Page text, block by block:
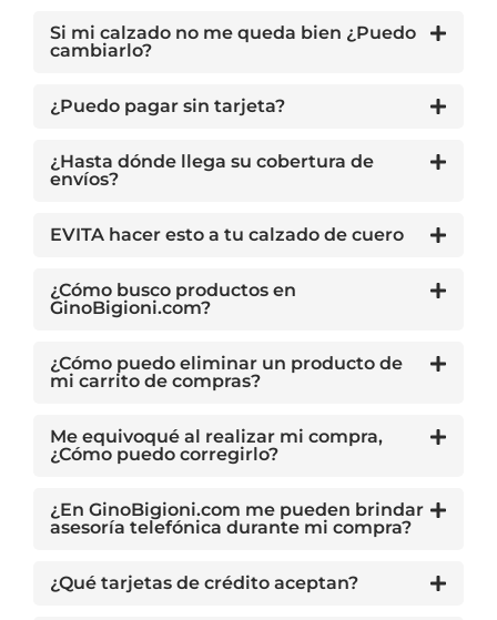
Si mi calzado no me queda bien ¿Puedo
cambiarlo?
¿Puedo pagar sin tarjeta?
¿Hasta dónde llega su cobertura de
envíos?
EVITA hacer esto a tu calzado de cuero
¿Cómo busco productos en
GinoBigioni.com?
¿Cómo puedo eliminar un producto de
mi carrito de compras?
Me equivoqué al realizar mi compra,
¿Cómo puedo corregirlo?
¿En GinoBigioni.com me pueden brindar
asesoría telefónica durante mi compra?
¿Qué tarjetas de crédito aceptan?